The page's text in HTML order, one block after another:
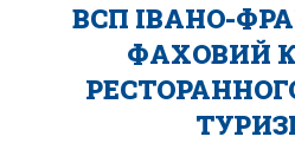
ВСП ІВАНО-
ФАХОВИЙ